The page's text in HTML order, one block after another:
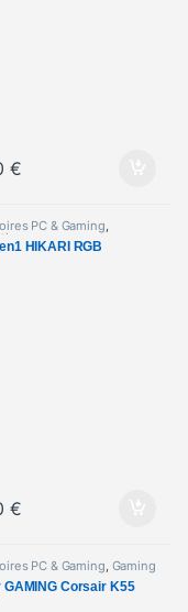
€
peuvent être
PC & Gaming,
HIKARI RGB
€
PC & Gaming, Gaming
GAMING Corsair K55